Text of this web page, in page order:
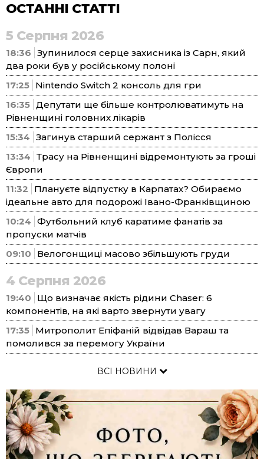
ОСТАННІ СТАТТІ
5 Серпня 2026
18:36 Зупинилося серце захисника із Сарн, який
два роки був у російському полоні
17:25 Nintendo Switch 2 консоль для гри
16:35 Депутати ще більше контролюватимуть на
Рівненщині головних лікарів
15:34 Загинув старший сержант з Полісся
13:34 Трасу на Рівненщині відремонтують за гроші
Європи
11:32
Плануєте відпустку в Карпатах? Обираємо
ідеальне авто для подорожі Івано-Франківщиною
10:24 Футбольний клуб каратиме фанатів за
пропуски матчів
09:10
Велогонщиці масово збільшують груди
4 Серпня 2026
19:40
Що визначає якість рідини Chaser: 6
компонентів, на які варто звернути увагу
17:35 Митрополит Епіфаній відвідав Вараш та
помолився за перемогу України
ВСІ НОВИНИ